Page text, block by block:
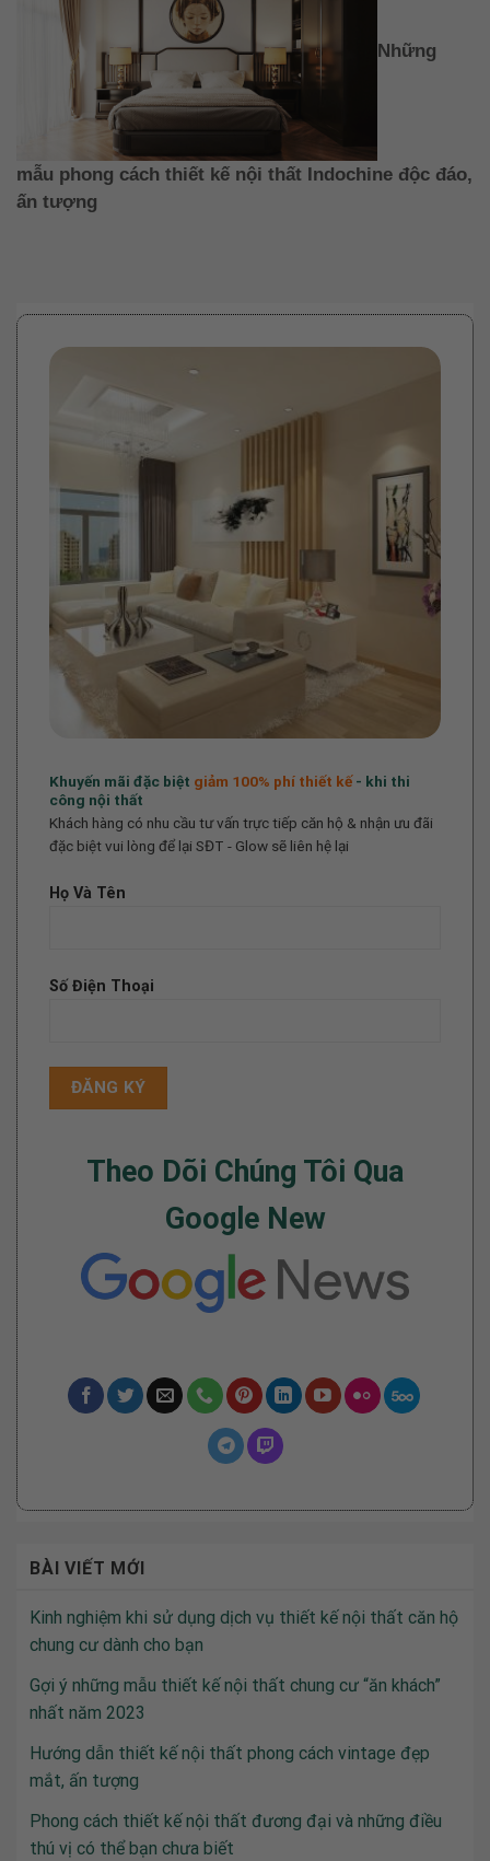
Những
mẫu phong cách thiết kế nội thất Indochine độc đáo,
ấn tượng
Khuyến mãi đặc biệt giảm 100% phí thiết kế- khi thi
công nội thất
Khách hàng có nhu cầu tư vấn trực tiếp căn hộ & nhận ưu đãi
đặc biệt vui lòng để lại SĐT - Glow sẽ liên hệ lại
Họ Và Tên
Số Điện Thoại
Theo Dõi Chúng Tôi Qua
Google New
BÀI VIẾT MỚI
Kinh nghiệm khi sử dụng dịch vụ thiết kế nội thất căn hộ
chung cư dành cho bạn
Gợi ý những mẫu thiết kế nội thất chung cư “ăn khách”
nhất năm 2023
Hướng dẫn thiết kế nội thất phong cách vintage đẹp
mắt, ấn tượng
Phong cách thiết kế nội thất đương đại và những điều
thú vị có thể bạn chưa biết